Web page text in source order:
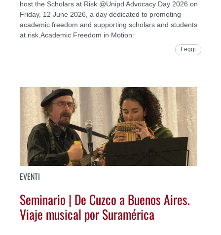
host the Scholars at Risk @Unipd Advocacy Day 2026 on
Friday, 12 June 2026, a day dedicated to promoting
academic freedom and supporting scholars and students
at risk.Academic Freedom in Motion:
Leggi
EVENTI
Seminario | De Cuzco a Buenos Aires.
Viaje musical por Suramérica